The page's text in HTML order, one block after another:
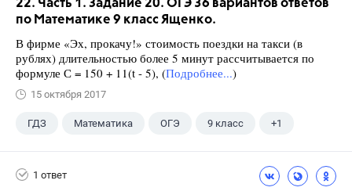
22. Часть 1. Задание 20. ОГЭ 36 вариантов ответов
по Математике 9 класс Ященко.
В фирме «Эх, прокачу!» стоимость поездки на такси (в
рублях) длительностью более 5 минут рассчитывается по
формуле С = 150 + 11(t - 5), (Подробнее...)
15 октября 2017
ГДЗ Математика ОГЭ 9 класс +1
1 ответ